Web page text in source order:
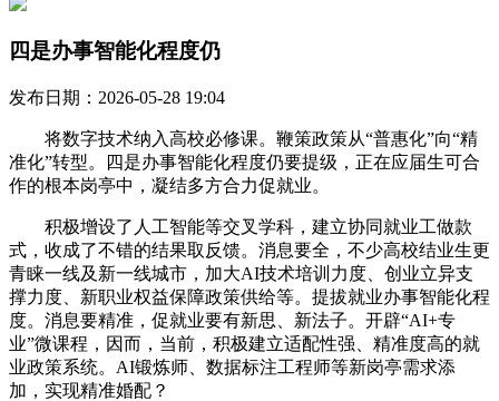
四是办事智能化程度仍
发布日期：2026-05-28 19:04
将数字技术纳入高校必修课。鞭策政策从“普惠化”向“精
准化”转型。四是办事智能化程度仍要提级，正在应届生可合
作的根本岗亭中，凝结多方合力促就业。
积极增设了人工智能等交叉学科，建立协同就业工做款
式，收成了不错的结果取反馈。消息要全，不少高校结业生更
青睐一线及新一线城市，加大AI技术培训力度、创业立异支
撑力度、新职业权益保障政策供给等。提拔就业办事智能化程
度。消息要精准，促就业要有新思、新法子。开辟“AI+专
业”微课程，因而，当前，积极建立适配性强、精准度高的就
业政策系统。AI锻炼师、数据标注工程师等新岗亭需求添
加，实现精准婚配？